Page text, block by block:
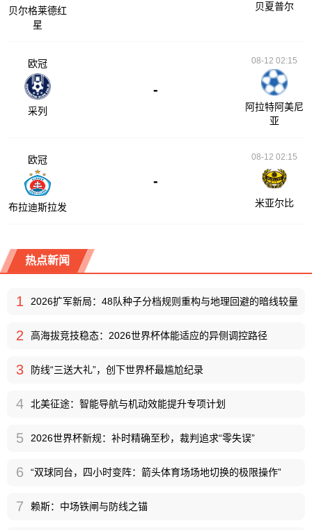
贝尔格莱德红
星
贝夏普尔
欧冠
采列
-
08-12 02:15
阿拉特阿美尼
亚
欧冠
布拉迪斯拉发
-
08-12 02:15
米亚尔比
热点新闻
1 2026扩军新局：48队种子分档规则重构与地理回避的暗线较量
2 高海拔竞技稳态：2026世界杯体能适应的异侧调控路径
3 防线“三送大礼”，创下世界杯最尴尬纪录
4 北美征途：智能导航与机动效能提升专项计划
5 2026世界杯新规：补时精确至秒，裁判追求“零失误”
6 “双球同台，四小时变阵：箭头体育场场地切换的极限操作”
7 赖斯：中场铁闸与防线之锚